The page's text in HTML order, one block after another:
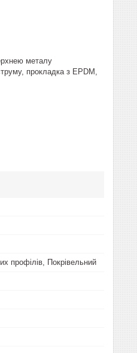
металу
прокладка з EPDM,
профілів, Покрівельний